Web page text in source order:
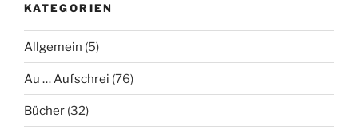
KATEGORIEN
Allgemein (5)
Au … Aufschrei (76)
Bücher (32)